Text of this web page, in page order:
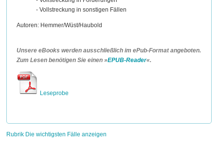
- Vollstreckung in sonstigen Fällen
Autoren: Hemmer/Wüst/Haubold
Unsere eBooks werden ausschließlich im ePub-Format angeboten.
Zum Lesen benötigen Sie einen »EPUB-Reader«.
Leseprobe
Rubrik Die wichtigsten Fälle anzeigen